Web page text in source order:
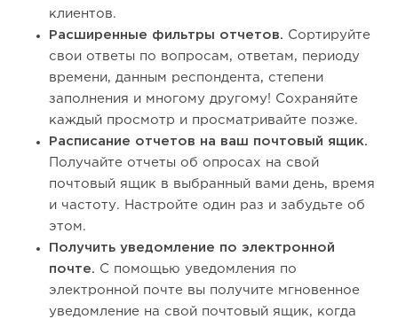
клиентов.
Расширенные фильтры отчетов. Сортируйте
свои ответы по вопросам, ответам, периоду
времени, данным респондента, степени
заполнения и многому другому! Сохраняйте
каждый просмотр и просматривайте позже.
Расписание отчетов на ваш почтовый ящик.
Получайте отчеты об опросах на свой
почтовый ящик в выбранный вами день, время
и частоту. Настройте один раз и забудьте об
этом.
Получить уведомление по электронной
почте. С помощью уведомления по
электронной почте вы получите мгновенное
уведомление на свой почтовый ящик, когда